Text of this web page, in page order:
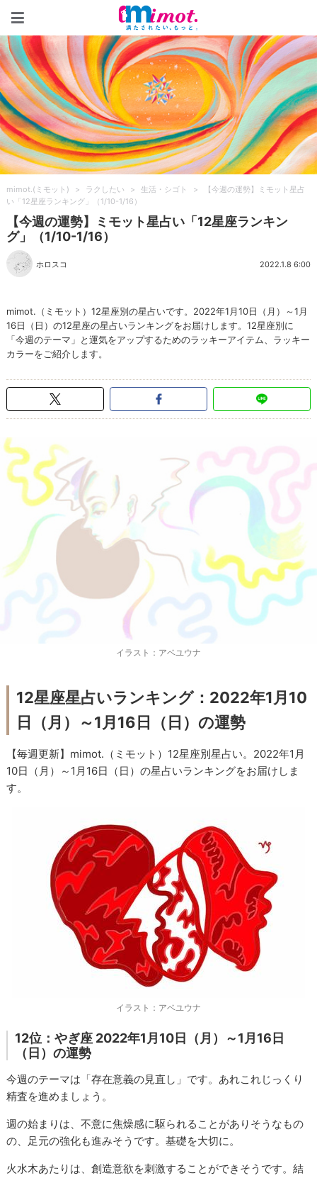
mimot.(ミモット) > ラクしたい > 生活・シゴト >
【今週の運勢】ミモット星占
い「12星座ランキング」（1/10-1/16）
【今週の運勢】ミモット星占い「12星座ランキン
グ」（1/10-1/16）
ホロスコ 2022.1.8 6:00
mimot.（ミモット）12星座別の星占いです。2022年1月10日（月）～1月
16日（日）の12星座の星占いランキングをお届けします。12星座別に
「今週のテーマ」と運気をアップするためのラッキーアイテム、ラッキー
カラーをご紹介します。
イラスト：アベユウナ
12星座星占いランキング：2022年1月10
日（月）～1月16日（日）の運勢
【毎週更新】mimot.（ミモット）12星座別星占い。2022年1月
10日（月）～1月16日（日）の星占いランキングをお届けしま
す。
イラスト：アベユウナ
12位：やぎ座 2022年1月10日（月）～1月16日
（日）の運勢
今週のテーマは「存在意義の見直し」です。あれこれじっくり
精査を進めましょう。
週の始まりは、不意に焦燥感に駆られることがありそうなもの
の、足元の強化も進みそうです。基礎を大切に。
火水木あたりは、創造意欲を刺激することができそうです。結